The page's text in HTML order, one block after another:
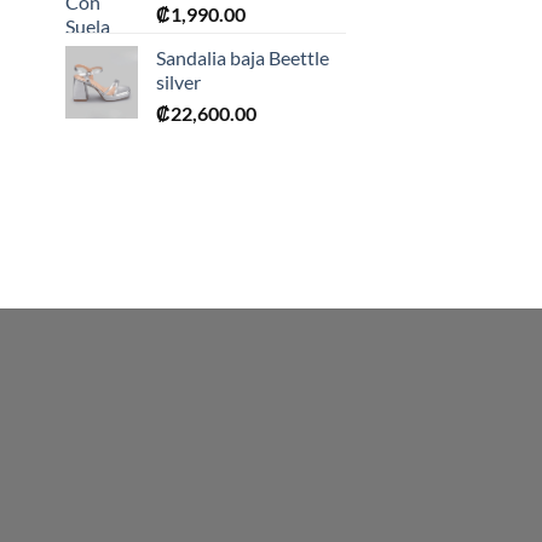
₡1,990.00
Sandalia baja Beettle
silver
₡22,600.00